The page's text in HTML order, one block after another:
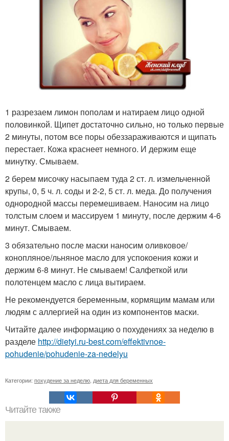
1 разрезаем лимон пополам и натираем лицо одной
половинкой. Щипет достаточно сильно, но только первые
2 минуты, потом все поры обеззараживаются и щипать
перестает. Кожа краснеет немного. И держим еще
минутку. Смываем.
2 берем мисочку насыпаем туда 2 ст. л. измельченной
крупы, 0, 5 ч. л. соды и 2-2, 5 ст. л. меда. До получения
однородной массы перемешиваем. Наносим на лицо
толстым слоем и массируем 1 минуту, после держим 4-6
минут. Смываем.
3 обязательно после маски наносим оливковое/
конопляное/льняное масло для успокоения кожи и
держим 6-8 минут. Не смываем! Салфеткой или
полотенцем масло с лица вытираем.
Не рекомендуется беременным, кормящим мамам или
людям с аллергией на один из компонентов маски.
Читайте далее информацию о похудениях за неделю в
разделе http://dietyi.ru-best.com/effektivnoe-
pohudenie/pohudenie-za-nedelyu
Категории: похудение за неделю диета для беременных
Читайте также